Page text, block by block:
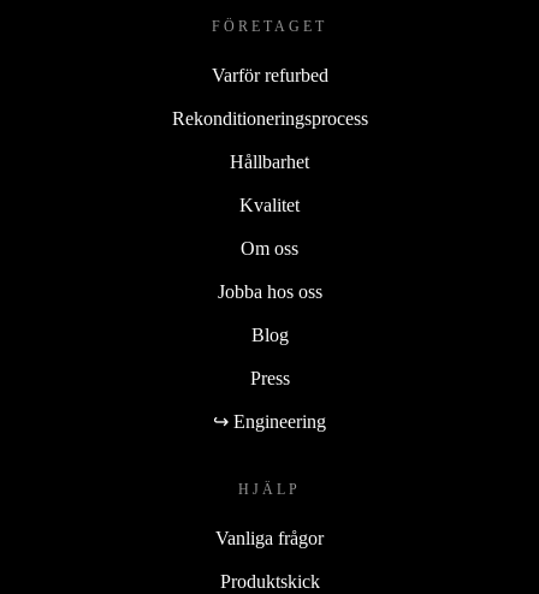
FÖRETAGET
Varför refurbed
Rekonditioneringsprocess
Hållbarhet
Kvalitet
Om oss
Jobba hos oss
Blog
Press
↪ Engineering
HJÄLP
Vanliga frågor
Produktskick